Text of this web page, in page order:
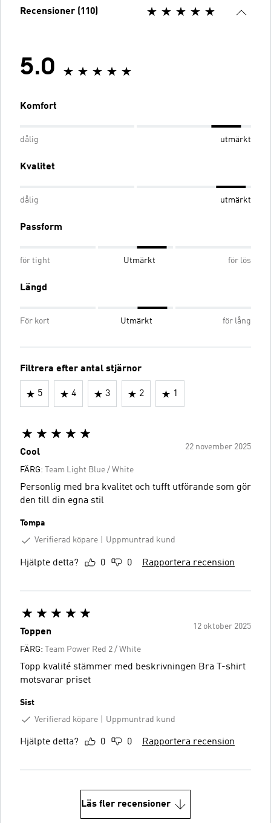
Recensioner (110)
5.0
Komfort
dålig utmärkt
Kvalitet
dålig utmärkt
Passform
för tight Utmärkt för lös
Längd
För kort Utmärkt för lång
Filtrera efter antal stjärnor
5 4 3 2 1
22 november 2025
Cool
FÄRG: Team Light Blue / White
Personlig med bra kvalitet och tufft utförande som gör
den till din egna stil
Tompa
Verifierad köpare
Uppmuntrad kund
Hjälpte detta? 0 0 Rapportera recension
12 oktober 2025
Toppen
FÄRG: Team Power Red 2 / White
Topp kvalité stämmer med beskrivningen Bra T-shirt
motsvarar priset
Sist
Verifierad köpare
Uppmuntrad kund
Hjälpte detta? 0 0 Rapportera recension
Läs fler recensioner